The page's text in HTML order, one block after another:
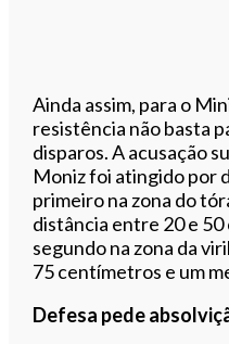
Ainda assim, para o
resistência não basta
disparos. A acusação
Moniz foi atingido por
primeiro na zona do
distância entre 20 e
segundo na zona da
75 centímetros e um
Defesa pede